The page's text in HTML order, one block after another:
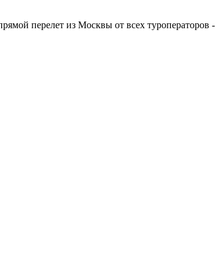
перелет из Москвы от всех туроператоров -